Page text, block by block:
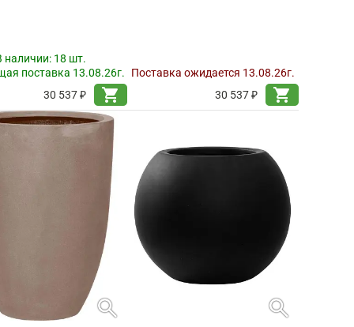
наличии: 18 шт.
поставка 13.08.26г.
30 537 ₽
shopping_cart
Поставка ожидается 13.08.26г.
30 537 ₽
shopping_cart
search search